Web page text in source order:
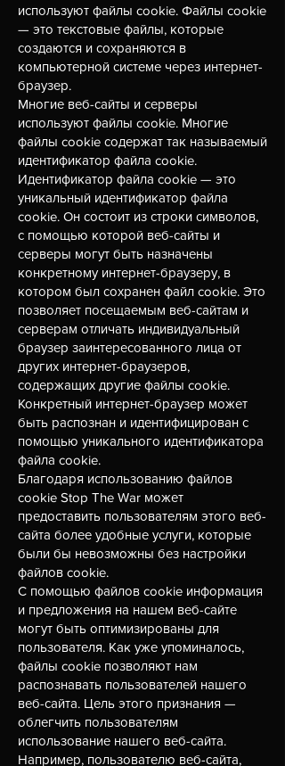
используют файлы cookie. Файлы cookie
— это текстовые файлы, которые
создаются и сохраняются в
компьютерной системе через интернет-
браузер.
Многие веб-сайты и серверы
используют файлы cookie. Многие
файлы cookie содержат так называемый
идентификатор файла cookie.
Идентификатор файла cookie — это
уникальный идентификатор файла
cookie. Он состоит из строки символов,
с помощью которой веб-сайты и
серверы могут быть назначены
конкретному интернет-браузеру, в
котором был сохранен файл cookie. Это
позволяет посещаемым веб-сайтам и
серверам отличать индивидуальный
браузер заинтересованного лица от
других интернет-браузеров,
содержащих другие файлы cookie.
Конкретный интернет-браузер может
быть распознан и идентифицирован с
помощью уникального идентификатора
файла cookie.
Благодаря использованию файлов
cookie Stop The War может
предоставить пользователям этого веб-
сайта более удобные услуги, которые
были бы невозможны без настройки
файлов cookie.
С помощью файлов cookie информация
и предложения на нашем веб-сайте
могут быть оптимизированы для
пользователя. Как уже упоминалось,
файлы cookie позволяют нам
распознавать пользователей нашего
веб-сайта. Цель этого признания —
облегчить пользователям
использование нашего веб-сайта.
Например, пользователю веб-сайта,